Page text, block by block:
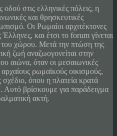
στις ελληνικές πόλεις, η
και θρησκευτικές
Οι Ρωμαίοι αρχιτέκτονες
και έτσι το forum γίνεται
του χώρου. Μετά την πτώση της
ζωή αναζωογονείται στην
αιώνα, όταν οι μεσαιωνικές
ρωμαϊκούς οικισμούς,
όπου η πλατεία κρατά
Αυτό βρίσκουμε για παράδειγμα
ακτή.